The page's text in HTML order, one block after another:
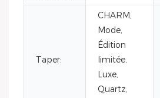
Taper:
CHARM,
Mode,
Édition
limitée,
Luxe,
Quartz,